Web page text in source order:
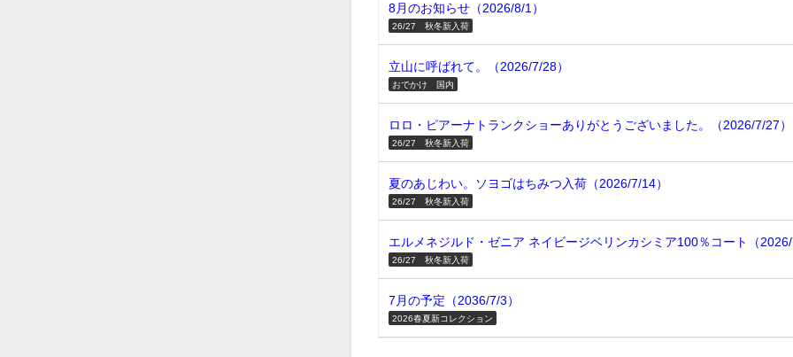
8月のお知らせ（2026/8/1）
26/27 秋冬新入荷
立山に呼ばれて。（2026/7/28）
おでかけ 国内
ロロ・ピアーナトランクショーありがとうございました。（2026/7/27）
26/27 秋冬新入荷
夏のあじわい。ソヨゴはちみつ入荷（2026/7/14）
26/27 秋冬新入荷
エルメネジルド・ゼニア ネイビージベリンカシミア100％コート（
26/27 秋冬新入荷
7月の予定（2036/7/3）
2026春夏新コレクション